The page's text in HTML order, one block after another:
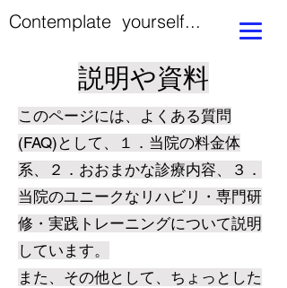
Contemplate yourself...
説明や資料
このページには、よくある質問
(FAQ)として、１．当院の料金体
系、２．おおまかな診療内容、３．
当院のユニークなリハビリ・専門研
修・実践トレーニングについて説明
しています。
​また、その他として、ちょっとした